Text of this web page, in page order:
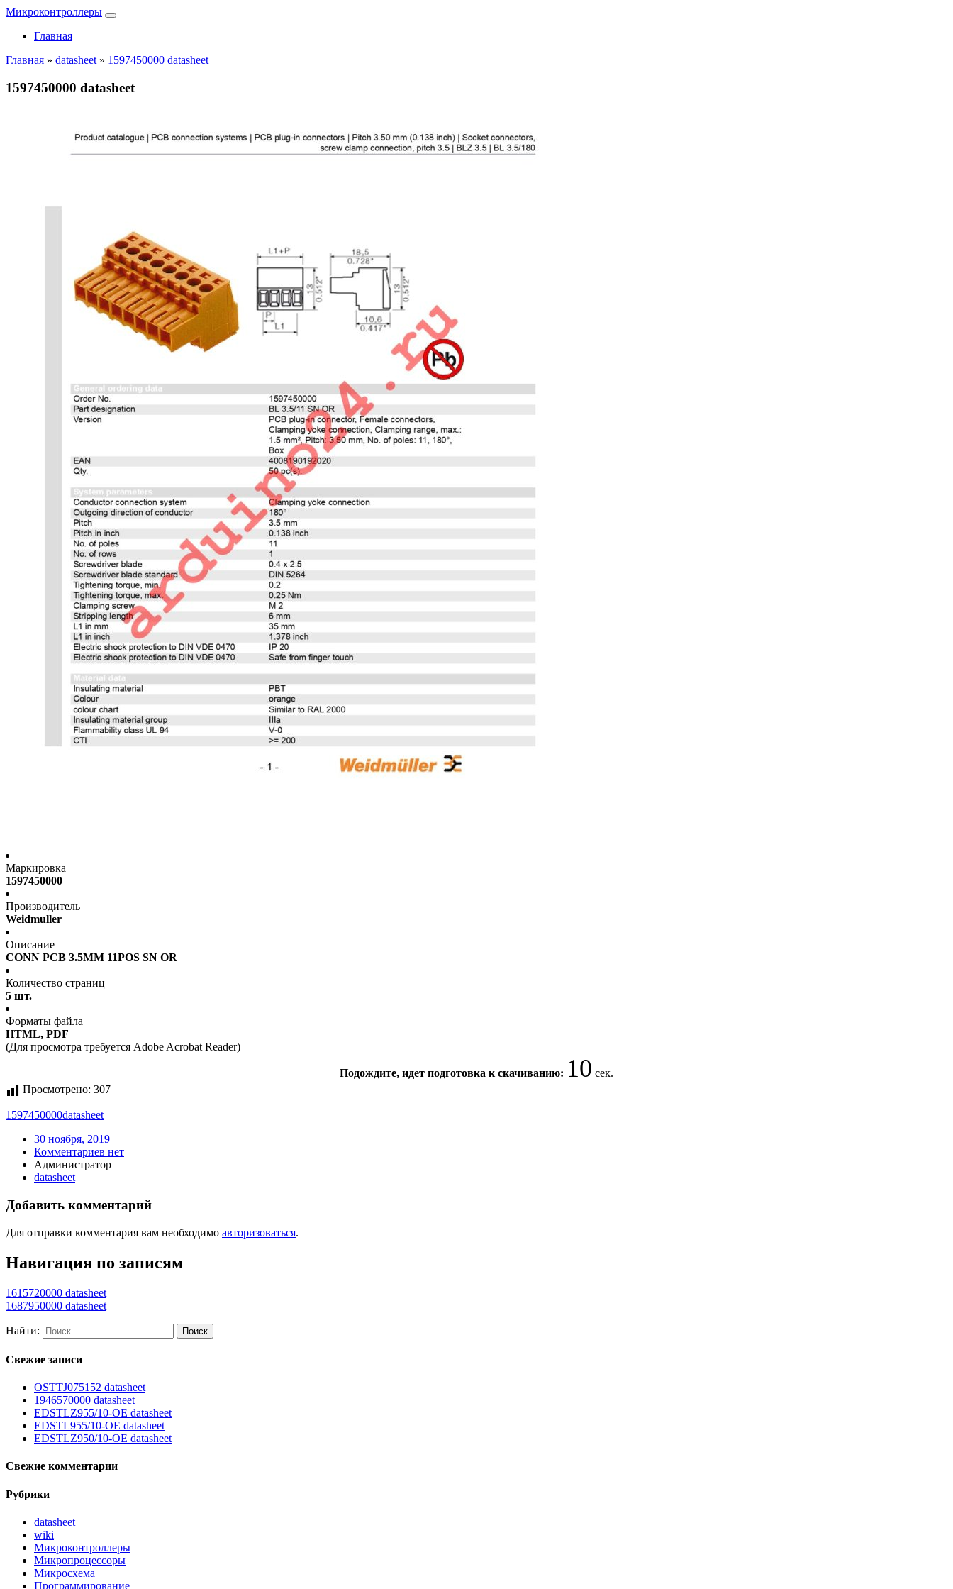
Микроконтроллеры
Главная
Главная » datasheet » 1597450000 datasheet
1597450000 datasheet
Маркировка
1597450000
Производитель
Weidmuller
Описание
CONN PCB 3.5MM 11POS SN OR
Количество страниц
5 шт.
Форматы файла
HTML, PDF
(Для просмотра требуется Adobe Acrobat Reader)
Подождите, идет подготовка к скачиванию: 10 сек.
Просмотрено: 307
1597450000datasheet
30 ноября, 2019
Комментариев нет
Администратор
datasheet
Добавить комментарий
Для отправки комментария вам необходимо авторизоваться.
Навигация по записям
1615720000 datasheet
1687950000 datasheet
Найти:
Свежие записи
OSTTJ075152 datasheet
1946570000 datasheet
EDSTLZ955/10-OE datasheet
EDSTL955/10-OE datasheet
EDSTLZ950/10-OE datasheet
Свежие комментарии
Рубрики
datasheet
wiki
Микроконтроллеры
Микропроцессоры
Микросхема
Программирование